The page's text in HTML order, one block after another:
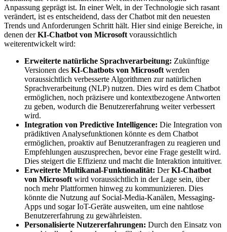
Anpassung geprägt ist. In einer Welt, in der Technologie sich rasant
verändert, ist es entscheidend, dass der Chatbot mit den neuesten
Trends und Anforderungen Schritt hält. Hier sind einige Bereiche, in
denen derKI-Chatbot von Microsoft voraussichtlich
weiterentwickelt wird:
Erweiterte natürliche Sprachverarbeitung: Zukünftige
Versionen des KI-Chatbots von Microsoft werden
voraussichtlich verbesserte Algorithmen zur natürlichen
Sprachverarbeitung (NLP) nutzen. Dies wird es dem Chatbot
ermöglichen, noch präzisere und kontextbezogene Antworten
zu geben, wodurch die Benutzererfahrung weiter verbessert
wird.
Integration von Predictive Intelligence: Die Integration von
prädiktiven Analysefunktionen könnte es dem Chatbot
ermöglichen, proaktiv auf Benutzeranfragen zu reagieren und
Empfehlungen auszusprechen, bevor eine Frage gestellt wird.
Dies steigert die Effizienz und macht die Interaktion intuitiver.
Erweiterte Multikanal-Funktionalität: DerKI-Chatbot
von Microsoft wird voraussichtlich in der Lage sein, über
noch mehr Plattformen hinweg zu kommunizieren. Dies
könnte die Nutzung auf Social-Media-Kanälen, Messaging-
Apps und sogar IoT-Geräte ausweiten, um eine nahtlose
Benutzererfahrung zu gewährleisten.
Personalisierte Nutzererfahrungen: Durch den Einsatz von